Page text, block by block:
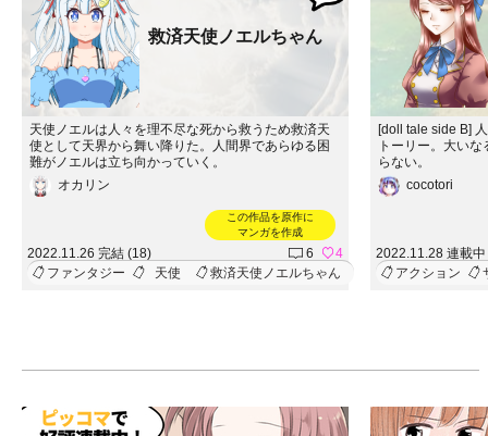
救済天使ノエルちゃん
天使ノエルは人々を理不尽な死から救うため救済天
使として天界から舞い降りた。人間界であらゆる困
難がノエルは立ち向かっていく。
オカリン
この作品を原作に
マンガを作成
2022.11.26 完結 (18) 6
4
ファンタジー
天使 救済天使ノエルちゃん
[doll tale side B]
トーリー。大い
らない。
cocotori
2022.11.28 連載
アクション